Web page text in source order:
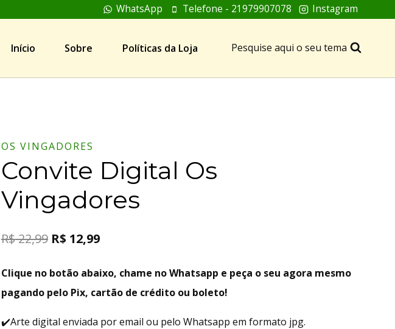
WhatsApp Telefone - 21979907078 Instagram
Início Sobre Políticas da Loja Pesquise aqui o seu tema
OS VINGADORES
Convite Digital Os
Vingadores
R$22,99 R$ 12,99
Clique no botão abaixo, chame no Whatsapp e peça o seu agora mesmo
pagando pelo Pix, cartão de crédito ou boleto!
✔️Arte digital enviada por email ou pelo Whatsapp em formato jpg.